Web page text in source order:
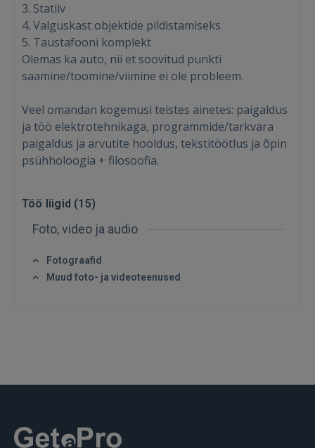
SISENE
Unustasite parooli? Jäta mind meelde
FACEBOOK
Ei ole veel registreerunud?
3. Statiiv
4. Valguskast objektide pildistamiseks
5. Taustafooni komplekt
Olemas ka auto, nii et soovitud punkti
saamine/toomine/viimine ei ole probleem.
Veel omandan kogemusi teistes ainetes: paigaldus
ja töö elektrotehnikaga, programmide/tarkvara
paigaldus ja arvutite hooldus, tekstitöötlus ja õpin
psühholoogia + filosoofia.
Töö liigid (15)
Foto, video ja audio
Fotograafid
Muud foto- ja videoteenused